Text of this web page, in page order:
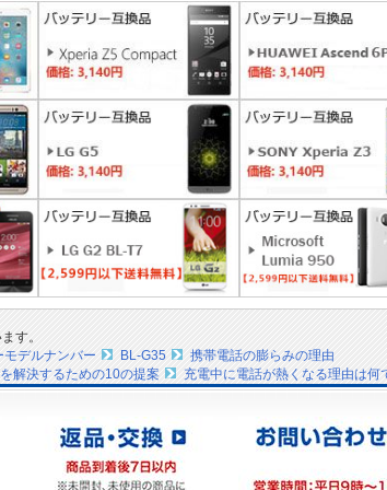
す。
モデルナンバー
BL-G35
携帯電話の膨らみの理由
解決するための10の提案
充電中に電話が熱くなる理由は何